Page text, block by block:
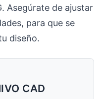
Asegúrate de ajustar
para que se
diseño.
CAD